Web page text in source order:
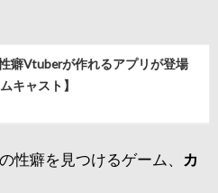
癖Vtuberが作れるアプリが登場
キャスト】
性癖を見つけるゲーム、 カ